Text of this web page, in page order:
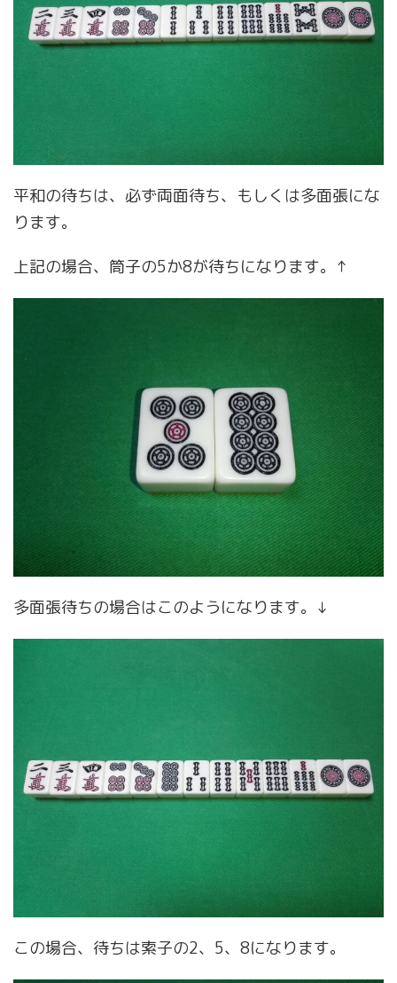
平和の待ちは、必ず両面待ち、もしくは多面張にな
ります。
上記の場合、筒子の5か8が待ちになります。↑
多面張待ちの場合はこのようになります。↓
この場合、待ちは索子の2、5、8になります。